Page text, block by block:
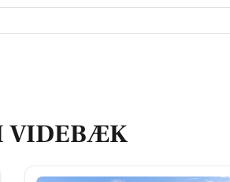
VIDEBÆK